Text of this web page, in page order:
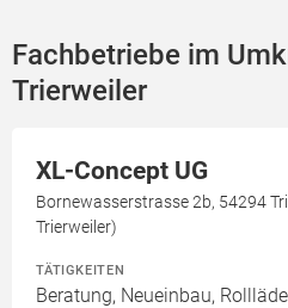
Fachbetriebe im
Trierweiler
XL-Concept UG
Bornewasserstrasse 2b, 54294
Trierweiler)
TÄTIGKEITEN
Beratung, Neueinbau,